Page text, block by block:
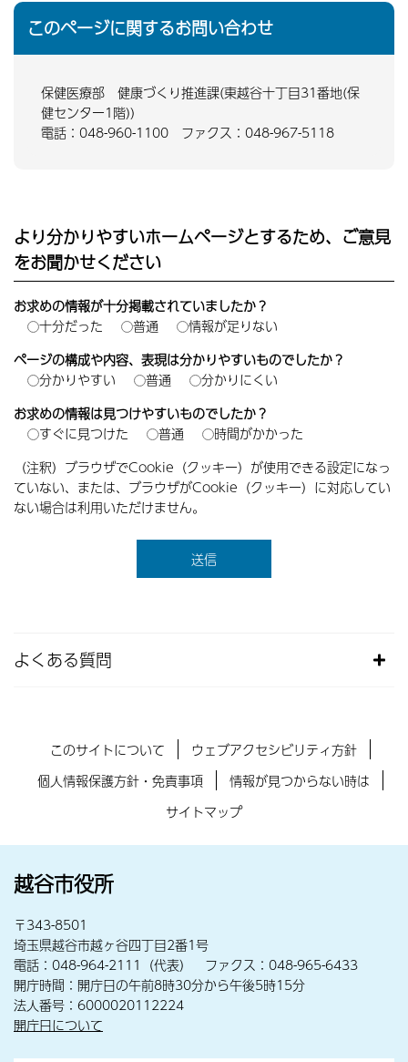
このページに関するお問い合わせ
保健医療部 健康づくり推進課(東越谷十丁目31番地(保
健センター1階))
電話：048-960-1100 ファクス：048-967-5118
より分かりやすいホームページとするため、ご意見
をお聞かせください
お求めの情報が十分掲載されていましたか？
十分だった
普通
情報が足りない
ページの構成や内容、表現は分かりやすいものでしたか？
分かりやすい
普通
分かりにくい
お求めの情報は見つけやすいものでしたか？
すぐに見つけた
普通
時間がかかった
（注釈）ブラウザでCookie（クッキー）が使用できる設定になっ
ていない、または、ブラウザがCookie（クッキー）に対応してい
ない場合は利用いただけません。
よくある質問
このサイトについて
ウェブアクセシビリティ方針
個人情報保護方針・免責事項
情報が見つからない時は
サイトマップ
越谷市役所
〒343-8501
埼玉県越谷市越ヶ谷四丁目2番1号
電話：048-964-2111（代表） ファクス：048-965-6433
開庁時間：開庁日の午前8時30分から午後5時15分
法人番号：6000020112224
開庁日について